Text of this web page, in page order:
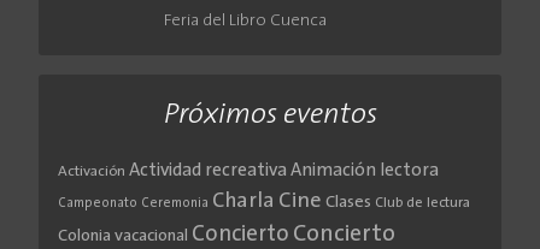
Feria del Libro Cuenca
Próximos eventos
Activación Actividad recreativa Animación lectora
Campeonato Ceremonia Charla Cine Clases Club de lectura
Colonia vacacional Concierto Concierto